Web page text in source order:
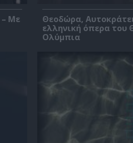
– Με
Θεοδώρα,
ελληνική όπερα του
Ολύμπια